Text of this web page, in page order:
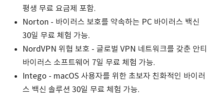
평생 무료 요금제 포함.
Norton - 바이러스 보호를 약속하는 PC 바이러스 백신
30일 무료 체험 가능.
NordVPN 위협 보호 - 글로벌 VPN 네트워크를 갖춘 안티
바이러스 소프트웨어 7일 무료 체험 가능.
Intego - macOS 사용자를 위한 초보자 친화적인 바이러
스 백신 솔루션 30일 무료 체험 가능.